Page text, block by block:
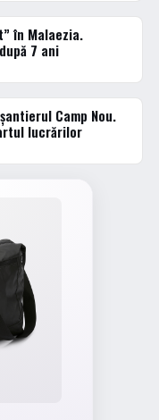
în Malaezia.
7 ani
Camp Nou.
lucrărilor